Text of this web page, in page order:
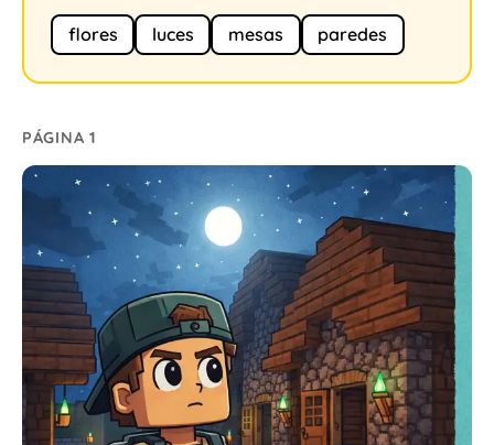
flores luces mesas paredes
PÁGINA 1